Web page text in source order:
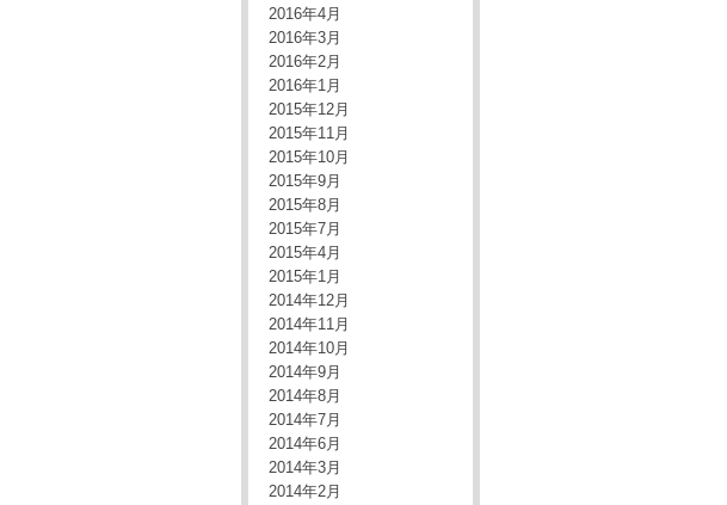
2016年4月
2016年3月
2016年2月
2016年1月
2015年12月
2015年11月
2015年10月
2015年9月
2015年8月
2015年7月
2015年4月
2015年1月
2014年12月
2014年11月
2014年10月
2014年9月
2014年8月
2014年7月
2014年6月
2014年3月
2014年2月